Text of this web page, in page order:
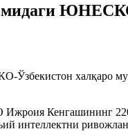
халқаро
Кенгашининг
интеллектни